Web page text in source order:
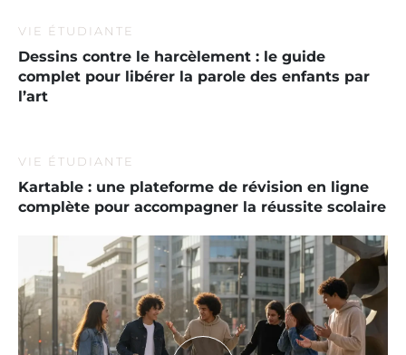
VIE ÉTUDIANTE
Dessins contre le harcèlement : le guide
complet pour libérer la parole des enfants par
l’art
VIE ÉTUDIANTE
Kartable : une plateforme de révision en ligne
complète pour accompagner la réussite scolaire